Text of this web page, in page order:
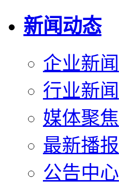
新闻动态
企业新闻
行业新闻
媒体聚焦
最新播报
公告中心